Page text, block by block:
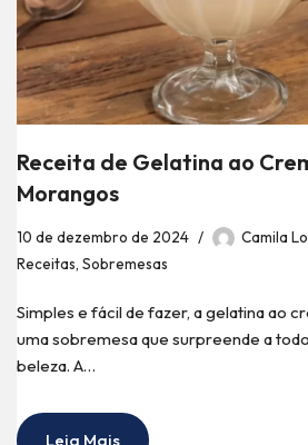
Receita de Gelatina ao
Morangos
10 de dezembro de 2024
Camila
Receitas, Sobremesas
Simples e fácil de fazer, a gelatina ao
uma sobremesa que surpreende a
beleza. A…
Leia Mais